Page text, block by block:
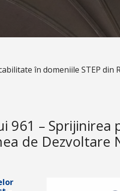
în domeniile STEP din
961 – Sprijinirea
de Dezvoltare